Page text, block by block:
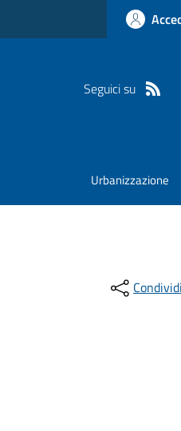
Seguici su
Urbanizzazione
Condividi